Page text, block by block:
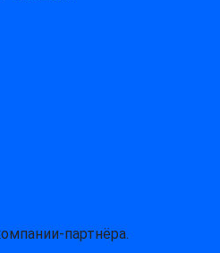
партнёра.